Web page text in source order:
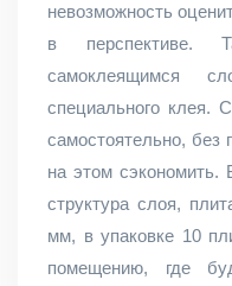
невозможность
в перспективе.
самоклеящимся
специального клея.
самостоятельно,
на этом сэкономить.
структура слоя,
мм, в упаковке 10
помещению, где